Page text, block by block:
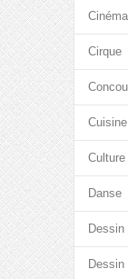
Cinéma
Cirque
Culture
Danse
Dessin